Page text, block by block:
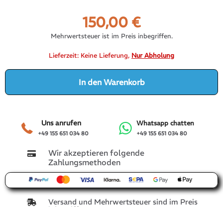
150,00 €
Mehrwertsteuer ist im Preis inbegriffen.
Lieferzeit: Keine Lieferung, Nur Abholung
In den Warenkorb
+49 155 651 034 80
Uns anrufen
+49 155 651 034 80
Whatsapp chatten
Wir akzeptieren folgende
Zahlungsmethoden
Versand und Mehrwertsteuer sind im Preis